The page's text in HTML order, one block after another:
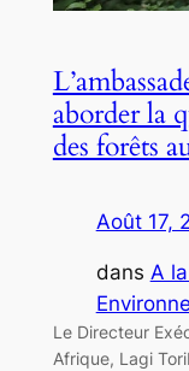
aborder la
des forêts
Août 17,
dans A
Le Directeur
Afrique, Lagi